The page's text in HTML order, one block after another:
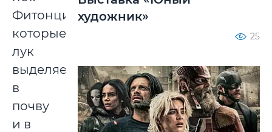
Фитонциды,
которые
лук
выделяет
в
почву
и в
художник»
25